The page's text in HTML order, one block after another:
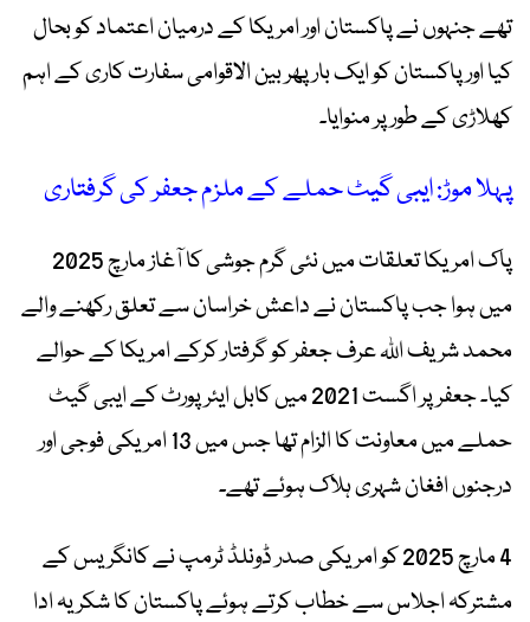
تھے جنہوں نے پاکستان اور امریکا کے درمیان اعتماد کو بحال
کیا اور پاکستان کو ایک بار پھر بین الاقوامی سفارت کاری کے اہم
کھلاڑی کے طور پر منوایا۔
پہلا موڑ: ایبی گیٹ حملے کے ملزم جعفر کی گرفتاری
پاک امریکا تعلقات میں نئی گرم جوشی کا آغاز مارچ 2025
میں ہوا جب پاکستان نے داعش خراسان سے تعلق رکھنے والے
محمد شریف اللہ عرف جعفر کو گرفتار کرکے امریکا کے حوالے
کیا۔ جعفر پر اگست 2021 میں کابل ایئرپورٹ کے ایبی گیٹ
حملے میں معاونت کا الزام تھا جس میں 13 امریکی فوجی اور
درجنوں افغان شہری ہلاک ہوئے تھے۔
4 مارچ 2025 کو امریکی صدر ڈونلڈ ٹرمپ نے کانگریس کے
مشترکہ اجلاس سے خطاب کرتے ہوئے پاکستان کا شکریہ ادا